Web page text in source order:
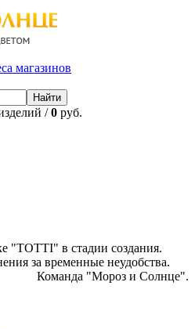
магазинов
/0 руб.
"TOTTI" в стадии создания.
за временные неудобства.
"Мороз и Солнце".